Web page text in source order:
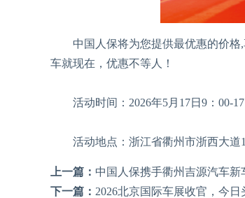
中国人保将为您提供最优惠的价格,
车就现在，优惠不等人！
活动时间：2026年5月17日9：00-17
活动地点：浙江省衢州市浙西大道
上一篇： 中国人保携手衢州吉源汽车新
下一篇： 2026北京国际车展收官，今